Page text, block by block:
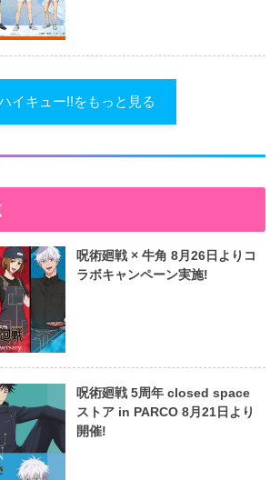
イキュー!!をもっと見る
呪術廻戦 × 牛角 8月26日よりコ
ラボキャンペーン実施!
呪術廻戦 5周年 closed space
ストア in PARCO 8月21日より
開催!